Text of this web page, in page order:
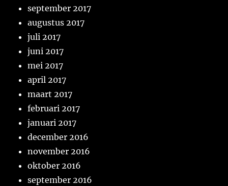
september 2017
augustus 2017
juli 2017
juni 2017
mei 2017
april 2017
maart 2017
februari 2017
januari 2017
december 2016
november 2016
oktober 2016
september 2016